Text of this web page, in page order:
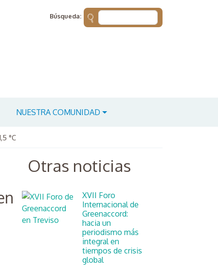
Búsqueda:
NUESTRA COMUNIDAD
°C
Otras noticias
XVII Foro
Internacional de
Greenaccord:
hacia un
periodismo más
integral en
tiempos de crisis
global